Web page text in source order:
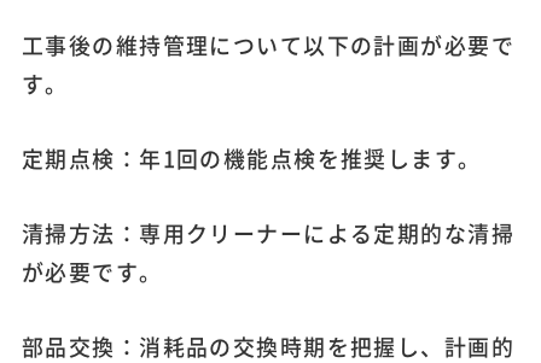
工事後の維持管理について以下の計画が必要で
す。
定期点検：年1回の機能点検を推奨します。
清掃方法：専用クリーナーによる定期的な清掃
が必要です。
部品交換：消耗品の交換時期を把握し、計画的